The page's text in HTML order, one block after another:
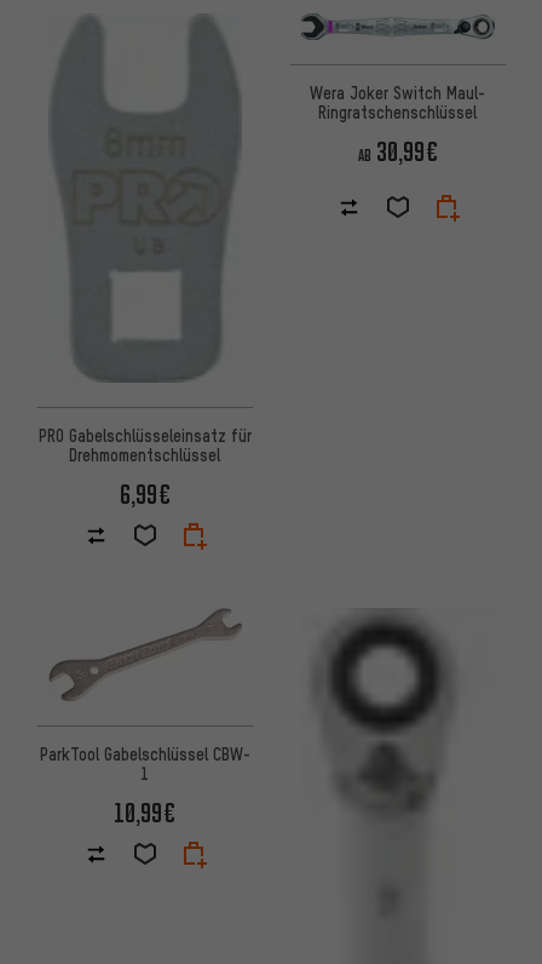
PRO Gabelschlüsseleinsatz für
Drehmomentschlüssel
6,99€
Wera Joker Switch Maul-
Ringratschenschlüssel
AB 30,99€
ParkTool Gabelschlüssel CBW-
1
10,99€